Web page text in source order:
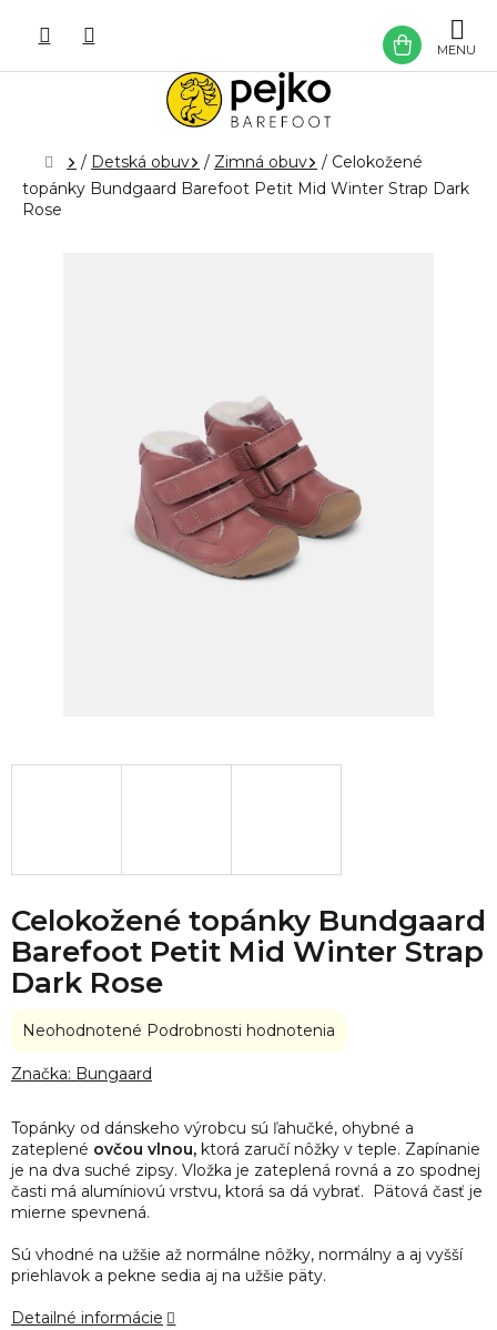
obsah
Domov
/ Detská obuv / Zimná obuv / Celokožené
topánky Bundgaard Barefoot Petit Mid Winter Strap Dark
Rose
Celokožené topánky Bundgaard
Barefoot Petit Mid Winter Strap
Dark Rose
Topánky od dánskeho výrobcu sú ľahučké, ohybné a
zateplené ovčou vlnou, ktorá zaručí nôžky v teple. Zapínanie
je na dva suché zipsy. Vložka je zateplená rovná a zo spodnej
časti má alumíniovú vrstvu, ktorá sa dá vybrať. Pätová časť je
mierne spevnená.
Sú vhodné na užšie až normálne nôžky, normálny a aj vyšší
priehlavok a pekne sedia aj na užšie päty.
Detailné informácie
Priemerné
produktu
z
5
hviezdičiek.
Neohodnotené Podrobnosti hodnotenia
Značka: Bungaard